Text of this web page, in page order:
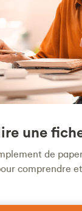
une
de
comprendre